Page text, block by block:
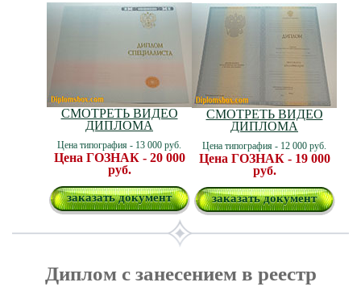
СМОТРЕТЬ ВИДЕО
ДИПЛОМА
Цена типография - 13 000 руб.
Цена ГОЗНАК - 20 000
руб.
заказать документ
СМОТРЕТЬ ВИДЕО
ДИПЛОМА
Цена типография - 12 000 руб.
Цена ГОЗНАК - 19 000
руб.
заказать документ
Диплом с занесением в реестр